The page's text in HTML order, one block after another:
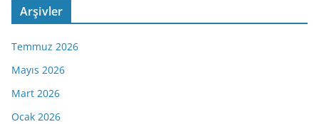
Arşivler
Temmuz 2026
Mayıs 2026
Mart 2026
Ocak 2026